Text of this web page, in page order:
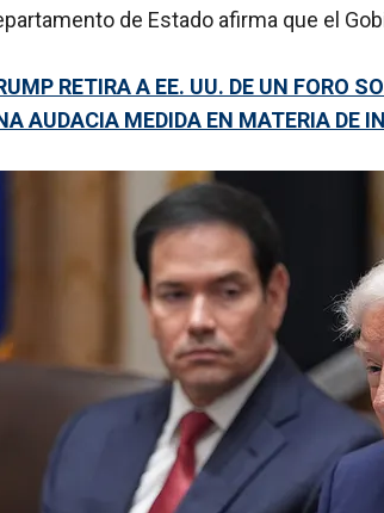
de Estado afirma que el
RETIRA A EE. UU. DE UN FORO
AUDACIA MEDIDA EN MATERIA DE